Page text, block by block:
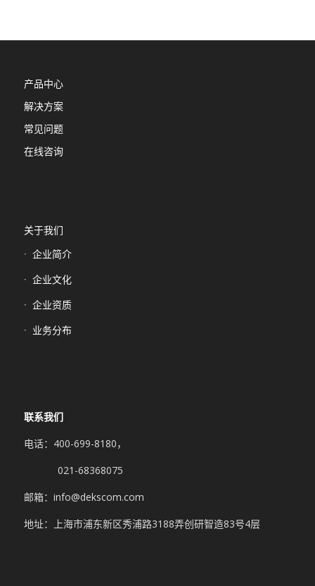
产品中心
解决方案
常见问题
在线咨询
关于我们
企业简介
企业文化
企业资质
业务分布
联系我们
电话：400-699-8180，
021-68368075
邮箱：info@dekscom.com
地址：上海市浦东新区秀浦路3188弄创研智造83号4层